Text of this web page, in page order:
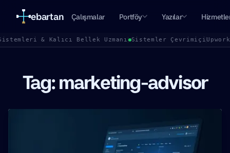
ebartan Çalışmalar Portföy Yazılar
& Kalıcı Bellek Uzmanı Sistemler Çevrimiçi
Tag: marketing-advisor